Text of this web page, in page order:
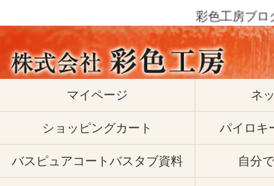
彩色工房ブログ
マイページ ネ
ショッピングカート パイロキ
バスピュアコートバスタブ資料 自分